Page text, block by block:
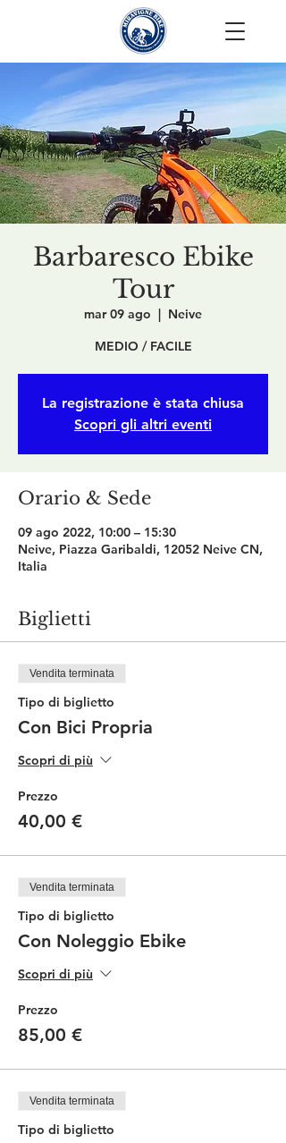
Barbaresco Ebike
Tour
mar 09 ago
  |
Neive
MEDIO / FACILE
La registrazione è stata chiusa
Scopri gli altri eventi
Orario & Sede
09 ago 2022, 10:00 – 15:30
Neive, Piazza Garibaldi, 12052 Neive CN,
Italia
Biglietti
Vendita terminata
Tipo di biglietto
Con Bici Propria
Scopri di più
Prezzo
40,00 €
Vendita terminata
Tipo di biglietto
Con Noleggio Ebike
Scopri di più
Prezzo
85,00 €
Vendita terminata
Tipo di biglietto